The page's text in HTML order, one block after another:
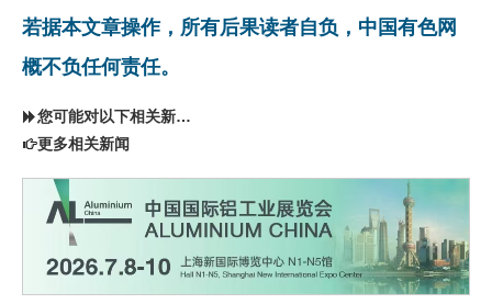
若据本文章操作，所有后果读者自负，中国有色网
概不负任何责任。
您可能对以下相关新闻同样感兴趣
更多相关新闻